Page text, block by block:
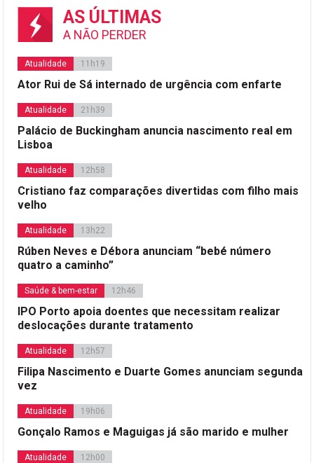
AS ÚLTIMAS
A NÃO PERDER
Atualidade 11h19
Ator Rui de Sá internado de urgência com enfarte
Atualidade 21h39
Palácio de Buckingham anuncia nascimento real em
Lisboa
Atualidade 12h58
Cristiano faz comparações divertidas com filho mais
velho
Atualidade 13h22
Rúben Neves e Débora anunciam “bebé número
quatro a caminho”
Saúde & bem-estar 12h46
IPO Porto apoia doentes que necessitam realizar
deslocações durante tratamento
Atualidade 12h57
Filipa Nascimento e Duarte Gomes anunciam segunda
vez
Atualidade 19h06
Gonçalo Ramos e Maguigas já são marido e mulher
Atualidade 12h00